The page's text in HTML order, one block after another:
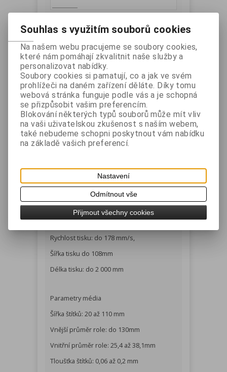
Tiskárna pro termotransferový tisk na
štítky o šířce 20 až 112 mm. Štítky mohou
obsahovat text, čárový kód i grafiku.
Standardně je osazena paralelním,
sériovým i USB rozhraním.
Tiskárna se dodává volitelně s Ethernet
rozhraním, řezačkou nebo zařízením pro
Parametry tisku
Typ tisku: Thermal Transfer, Direct
Thermal
Rozlišení: 203 dpi
Rychlost tisku: do 178 mm/s,
Šířka tisku do 108mm
Délka tisku: do 2 000 mm
Parametry média
Šířka štítků: 20 až 110 mm
Vnější průměr role: do 130mm
Vnitřní průměr role: 25,4 až 38,1mm
Tloušťka štítků: 0,06 až 0,2 mm
Souhlas s využitím souborů cookies
Na našem webu pracujeme se soubory cookies,
které nám pomáhají zkvalitnit naše služby a
personalizovat nabídky.
Soubory cookies si pamatují, co a jak ve svém
prohlížeči na daném zařízení děláte. Díky tomu
webová stránka funguje podle vás a je schopná
se přizpůsobit vašim preferencím.
Blokování některých typů souborů může mít vliv
na vaši uživatelskou zkušenost s naším webem,
také nebudeme schopni poskytnout vám nabídku
na základě vašich preferencí.
Nastavení
Odmítnout vše
Přijmout všechny cookies